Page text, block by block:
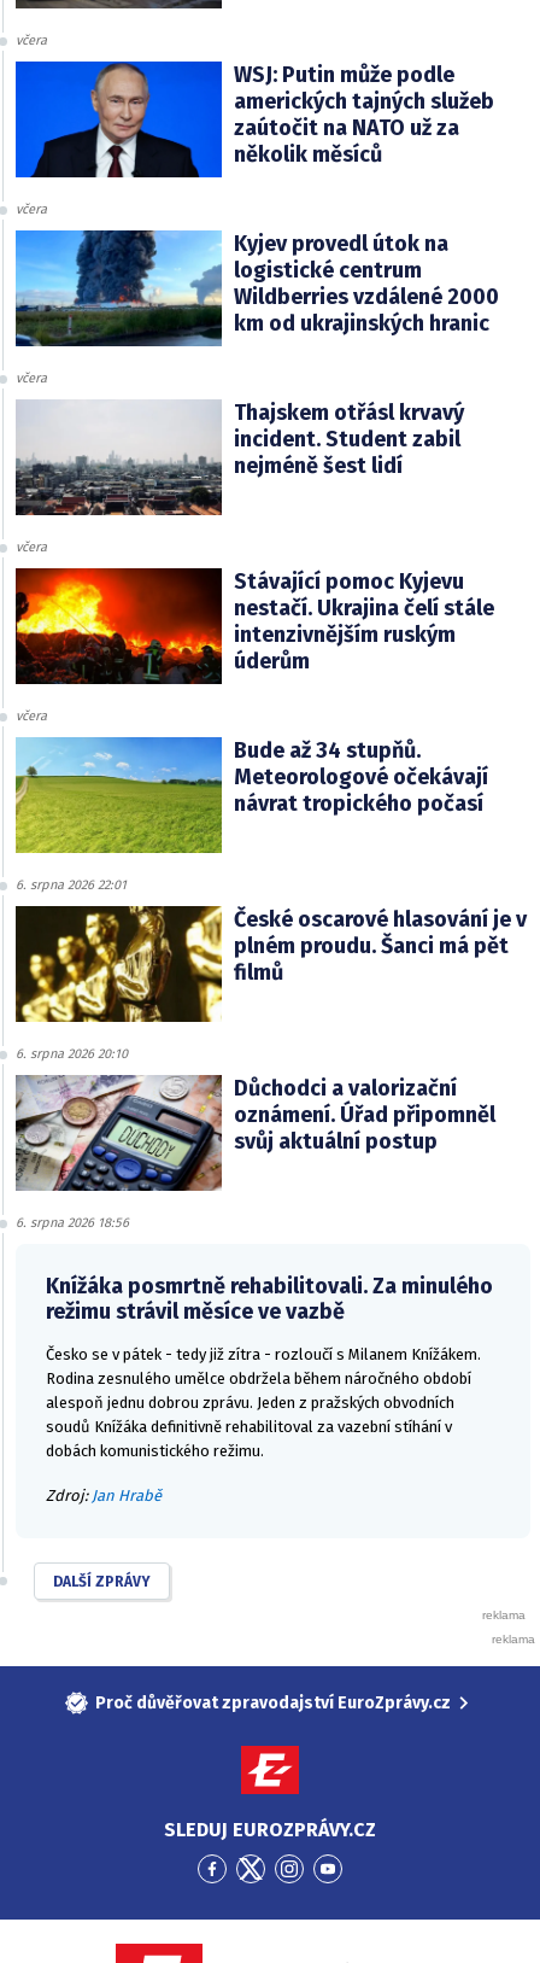
včera
WSJ: Putin může podle
amerických tajných služeb
zaútočit na NATO už za
několik měsíců
včera
Kyjev provedl útok na
logistické centrum
Wildberries vzdálené 2000
km od ukrajinských hranic
včera
Thajskem otřásl krvavý
incident. Student zabil
nejméně šest lidí
včera
Stávající pomoc Kyjevu
nestačí. Ukrajina čelí stále
intenzivnějším ruským
úderům
včera
Bude až 34 stupňů.
Meteorologové očekávají
návrat tropického počasí
6. srpna 2026 22:01
České oscarové hlasování je v
plném proudu. Šanci má pět
filmů
6. srpna 2026 20:10
Důchodci a valorizační
oznámení. Úřad připomněl
svůj aktuální postup
6. srpna 2026 18:56
Knížáka posmrtně rehabilitovali. Za minulého
režimu strávil měsíce ve vazbě
Česko se v pátek - tedy již zítra - rozloučí s Milanem Knížákem.
Rodina zesnulého umělce obdržela během náročného období
alespoň jednu dobrou zprávu. Jeden z pražských obvodních
soudů Knížáka definitivně rehabilitoval za vazební stíhání v
dobách komunistického režimu.
Zdroj: Jan Hrabě
DALŠÍ ZPRÁVY
Proč důvěřovat zpravodajství EuroZprávy.cz
SLEDUJ EUROZPRÁVY.CZ
Přejít
Facebook
Přejít
Twitter
Přejít
Instagram
Přejít
YouTube